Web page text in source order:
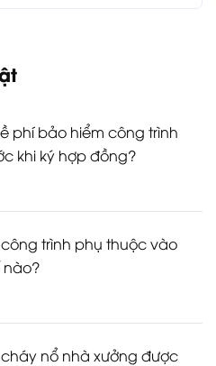
phí bảo hiểm công trình
khi ký hợp đồng?
trình phụ thuộc vào
nào?
nổ nhà xưởng được